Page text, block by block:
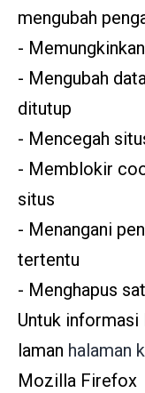
mengubah
-
- Mengubah
ditutup
- Mencegah
- Memblokir
situs
- Menangani
tertentu
- Menghapus
Untuk informasi
laman halaman
Mozilla Firefox